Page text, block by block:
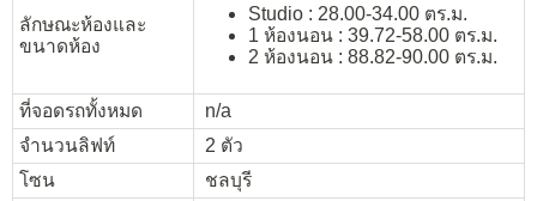
ลักษณะห้องและ
ขนาดห้อง
Studio : 28.00-34.00 ตร.ม.
1 ห้องนอน : 39.72-58.00 ตร.ม.
2 ห้องนอน : 88.82-90.00 ตร.ม.
ที่จอดรถทั้งหมด
n/a
จำนวนลิฟท์
2 ตัว
โซน
ชลบุรี